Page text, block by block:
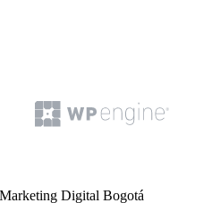
Digital Bogotá